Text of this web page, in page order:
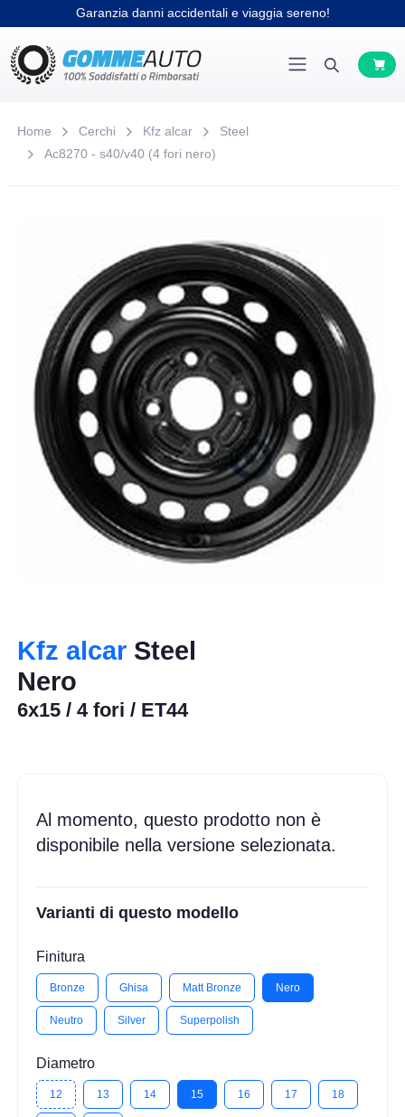
Garanzia danni accidentali e viaggia sereno!
Home Cerchi Kfz alcar
Steel
Ac8270 - s40/v40 (4 fori nero)
Kfz alcar Steel
Nero
6x15 / 4 fori / ET44
Al momento, questo prodotto non è
disponibile nella versione selezionata.
Varianti di questo modello
Finitura
Bronze Ghisa Matt Bronze Nero
Neutro Silver Superpolish
Diametro
12 13 14 15 16 17 18